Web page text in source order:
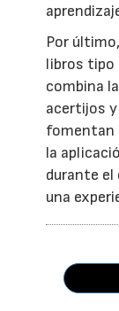
Por
libros tipo
combina
acertijos
fomentan
la
durante
una